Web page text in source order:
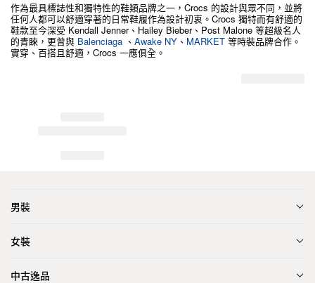
作為最具標誌性和獨特性的鞋類品牌之一，Crocs 的設計與眾不同，並將
任何人都可以舒適穿著的日常鞋履作為設計初衷。Crocs 獨特而有舒適的
鞋款至今深受 Kendall Jenner、Hailey Bieber、Post Malone 等超級名人
的青睞，更曾與 Balenciaga 、 Awake NY 、 MARKET 等時裝品牌合作。
實穿、百搭且舒適，Crocs 一應俱全。
男裝
女裝
中古逸品